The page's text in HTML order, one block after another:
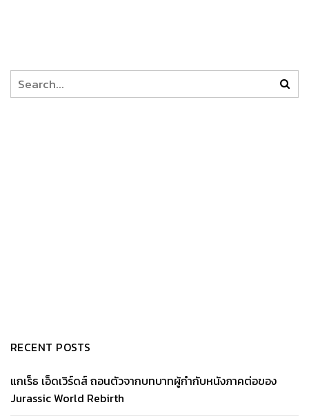
RECENT POSTS
แกเร็ธ เอ็ดเวิร์ดส์ ถอนตัวจากบทบาทผู้กำกับหนังภาคต่อของ
Jurassic World Rebirth